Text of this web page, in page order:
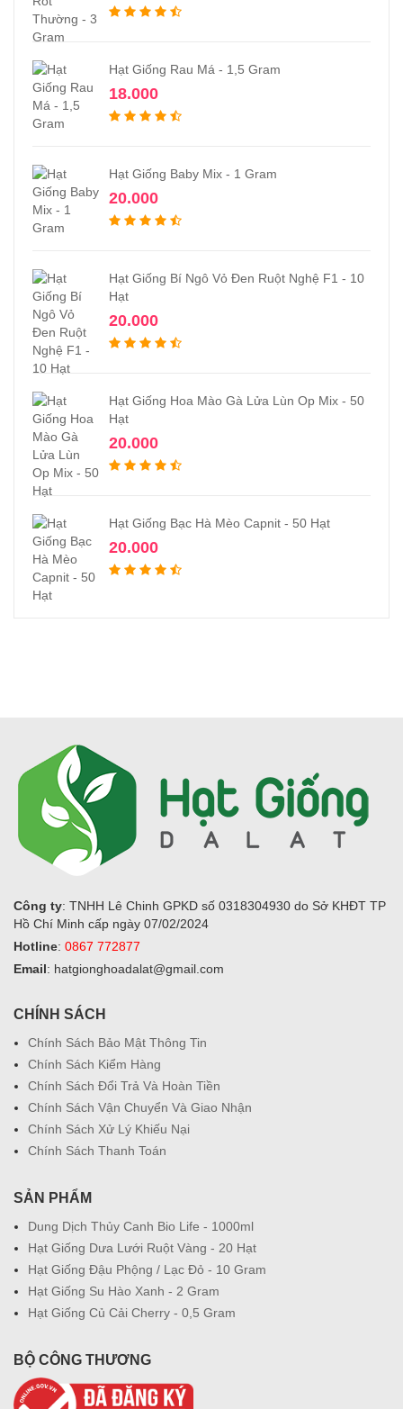
Hạt Giống Rau Má - 1,5 Gram
18.000
Hạt Giống Baby Mix - 1 Gram
20.000
Hạt Giống Bí Ngô Vỏ Đen Ruột Nghệ F1 - 10
Hạt
20.000
Hạt Giống Hoa Mào Gà Lửa Lùn Op Mix - 50
Hạt
20.000
Hạt Giống Bạc Hà Mèo Capnit - 50 Hạt
20.000
Công ty: TNHH Lê Chinh GPKD số 0318304930 do Sở KHĐT TP
Hồ Chí Minh cấp ngày 07/02/2024
Hotline: 0867 772877
Email: hatgionghoadalat@gmail.com
CHÍNH SÁCH
Chính Sách Bảo Mật Thông Tin
Chính Sách Kiểm Hàng
Chính Sách Đổi Trả Và Hoàn Tiền
Chính Sách Vận Chuyển Và Giao Nhận
Chính Sách Xử Lý Khiếu Nại
Chính Sách Thanh Toán
SẢN PHẨM
Dung Dịch Thủy Canh Bio Life - 1000ml
Hạt Giống Dưa Lưới Ruột Vàng - 20 Hạt
Hạt Giống Đậu Phộng / Lạc Đỏ - 10 Gram
Hạt Giống Su Hào Xanh - 2 Gram
Hạt Giống Củ Cải Cherry - 0,5 Gram
BỘ CÔNG THƯƠNG